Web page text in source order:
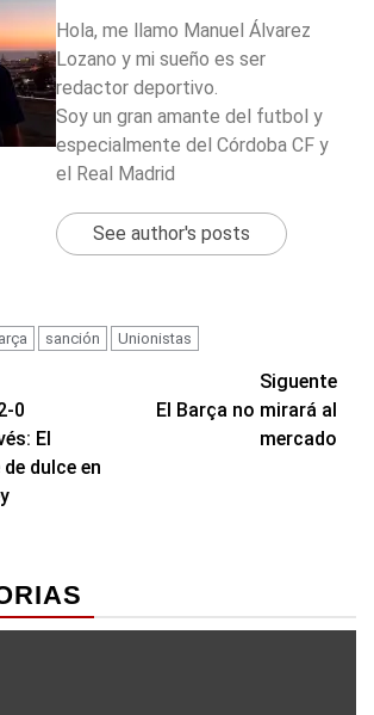
Hola, me llamo Manuel Álvarez
Lozano y mi sueño es ser
redactor deportivo.
Soy un gran amante del futbol y
especialmente del Córdoba CF y
el Real Madrid
See author's posts
sanción Unionistas
0
El
dulce en
Siguente
El Barça no mirará al
mercado